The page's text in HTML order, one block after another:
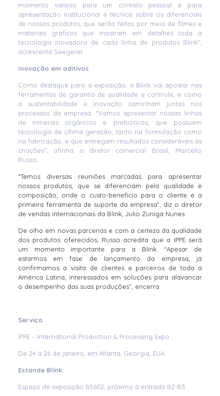
momento valioso para um contato pessoal e para
apresentação institucional e técnica sobre os diferenciais
de nossos produtos, que serão feitas por meio de filmes e
materiais gráficos que mostram em detalhes toda a
tecnologia inovadora de cada linha de produtos Blink”,
acrescenta Seegerer.
Inovação em aditivos
Como destaque para a exposição, a Blink vai apostar nas
ferramentas de garantia de qualidade e controle, e como
a sustentabilidade e inovação caminham juntas nos
processos da empresa. “Vamos apresentar nossas linhas
de minerais orgânicos e prebióticos, que possuem
tecnologia de última geração, tanto na formulação como
na fabricação, e que entregam resultados consideráveis às
criações”, afirma o diretor comercial Brasil, Marcello
Russo.
“Temos diversas reuniões marcadas para apresentar
nossos produtos, que se diferenciam pela qualidade e
composição, onde o custo-benefício para o cliente é a
primeira ferramenta de suporte da empresa”, diz o diretor
de vendas internacionais da Blink, Julio Zuniga Nunes.
De olho em novas parcerias e com a certeza da qualidade
dos produtos oferecidos, Russo acredita que a IPPE será
um momento importante para a Blink. “Apesar de
estarmos em fase de lançamento da empresa, já
confirmamos a visita de clientes e parceiros de toda a
América Latina, interessados em soluções para alavancar
o desempenho das suas produções”, encerra.
Serviço
IPPE – International Production & Processing Expo
De 24 a 26 de janeiro, em Atlanta, Geórgia, EUA
Estande Blink:
Espaço de exposição B5602, próximo à entrada B2-B3